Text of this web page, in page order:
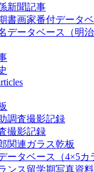
新聞記事
書画家番付データ
データベース（明
調査撮影記録
撮影記録
関連ガラス乾板
ータベース（4×5カ
ンス留学期写真資料